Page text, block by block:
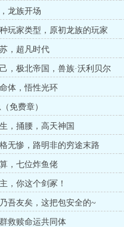
龙族开场
玩家类型，原初龙族的玩家
，超凡时代
，极北帝国，兽族·沃利贝尔
体，悟性光环
免费章）
，捅腰，高天神国
无惨，路明非的穷途末路
，七位炸鱼佬
，你这个剑冢！
吾友矣，这把包安全的~
救赎命运共同体